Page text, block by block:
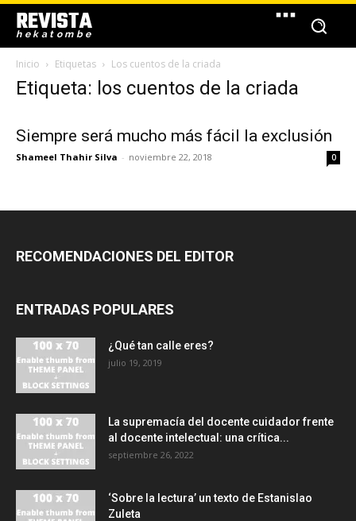
REVISTA
hekatombe
Inicio Etiquetas Los cuentos de la criada
Etiqueta: los cuentos de la criada
Siempre será mucho más fácil la exclusión
Shameel Thahir Silva - noviembre 22, 2018 0
RECOMENDACIONES DEL EDITOR
ENTRADAS POPULARES
¿Qué tan calle eres?
julio 19, 2019
La supremacía del docente cuidador frente
al docente intelectual: una crítica...
septiembre 26, 2022
‘Sobre la lectura’ un texto de Estanislao
Zuleta